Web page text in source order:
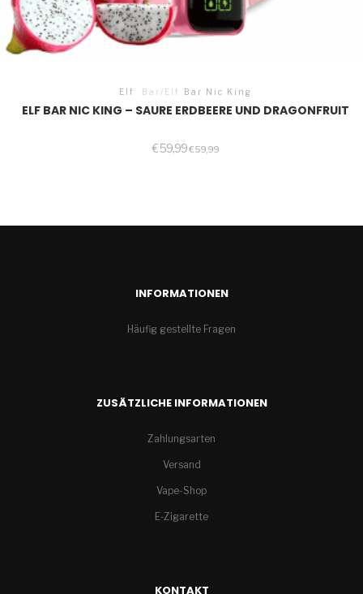
Elf Bar/Elf Bar Nic King
ELF BAR NIC KING – SAURE ERDBEERE UND DRAGONFRUIT
€59,99€59,99
INFORMATIONEN
Häufig gestellte Fragen
ZUSÄTZLICHE INFORMATIONEN
Zahlungsarten
Versand
Vape-Shop
E-Zigarette
KONTAKT